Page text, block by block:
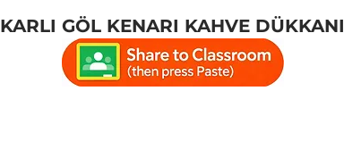
KARLI GÖL KENARI KAHVE DÜKKANI